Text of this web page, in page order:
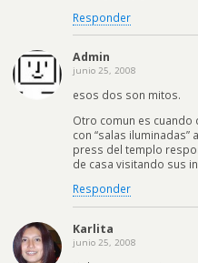
Responder
Admin
junio 25, 2008
esos dos son mitos.
Otro comun es cuando
con “salas iluminadas”
press del templo
de casa visitando sus
Responder
Karlita
junio 25, 2008